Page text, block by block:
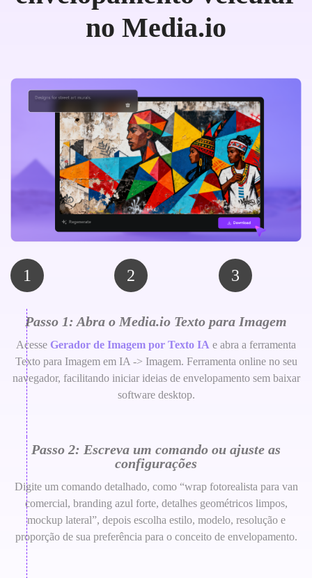
no Media.io
1 2 3
Passo 1: Abra o Media.io Texto para Imagem
Acesse Gerador de Imagem por Texto IA e abra a ferramenta
Texto para Imagem em IA -> Imagem. Ferramenta online no seu
navegador, facilitando iniciar ideias de envelopamento sem baixar
software desktop.
Passo 2: Escreva um comando ou ajuste as
configurações
Digite um comando detalhado, como “wrap fotorealista para van
comercial, branding azul forte, detalhes geométricos limpos,
mockup lateral”, depois escolha estilo, modelo, resolução e
proporção de sua preferência para o conceito de envelopamento.